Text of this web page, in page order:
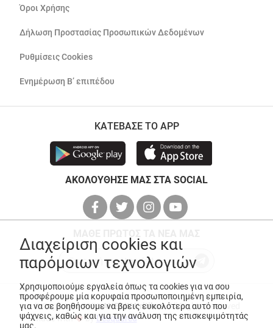
Όροι Χρήσης
Δήλωση Προστασίας Προσωπικών Δεδομένων
Ρυθμίσεις Cookies
Ενημέρωση Β’ επιπέδου
ΚΑΤΕΒΑΣΕ ΤΟ APP
ΑΚΟΛΟΥΘΗΣΕ ΜΑΣ ΣΤΑ SOCIAL
© Copyright 2026ANEDIK Kritikos. All Rights Reserved
Made with
byDesquared
Διαχείριση cookies και
παρόμοιων τεχνολογιών
Χρησιμοποιούμε εργαλεία όπως τα cookies για να σου
προσφέρουμε μία κορυφαία προσωποποιημένη εμπειρία,
για να σε βοηθήσουμε να βρεις ευκολότερα αυτό που
ψάχνεις, καθώς και για την ανάλυση της επισκεψιμότητάς
μας.